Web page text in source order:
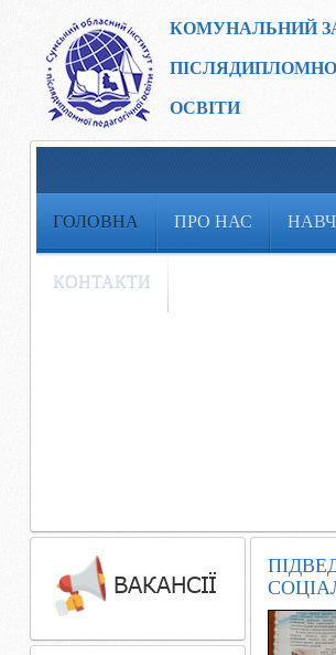
КОМУНАЛЬНИЙ
ОСВІТИ
ГОЛОВНА ПРО НАС
КОНТАКТИ